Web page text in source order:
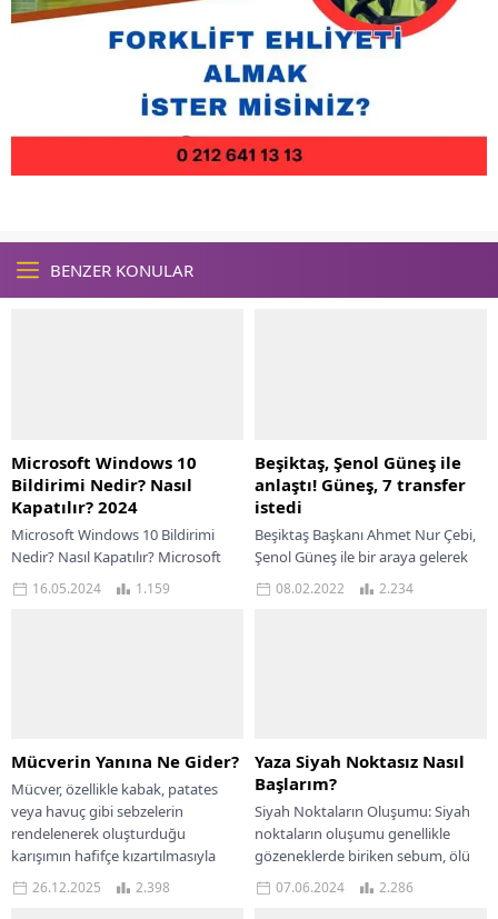
BENZER KONULAR
Microsoft Windows 10
Bildirimi Nedir? Nasıl
Kapatılır? 2024
Microsoft Windows 10 Bildirimi
Nedir? Nasıl Kapatılır? Microsoft
Windows 10, dünya genelinde
milyonlarca kullanıcı tarafından
16.05.2024 1.159
Beşiktaş, Şenol Güneş ile
anlaştı! Güneş, 7 transfer
istedi
Beşiktaş Başkanı Ahmet Nur Çebi,
Şenol Güneş ile bir araya gelerek
anlaşma sağladı! Başkan Çebi’nin
Mayıs ayında ki kongreden sonra...
08.02.2022 2.234
Mücverin Yanına Ne Gider?
Mücver, özellikle kabak, patates
veya havuç gibi sebzelerin
rendelenerek oluşturduğu
karışımın hafifçe kızartılmasıyla
hazırlanan, Türk mutfağının sevilen
klasiklerinden biridir. Doyurucu...
26.12.2025 2.398
Yaza Siyah Noktasız Nasıl
Başlarım?
Siyah Noktaların Oluşumu: Siyah
noktaların oluşumu genellikle
gözeneklerde biriken sebum, ölü
deri hücreleri ve kirin oksitlenmesi
sonucu gerçekleşir. Gözeneklerin
07.06.2024 2.286